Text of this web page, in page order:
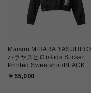
Maison MIHARA
ハラヤスヒロ)/Kids Sticker
Printed Sweatshirt/BLACK
￥55,000